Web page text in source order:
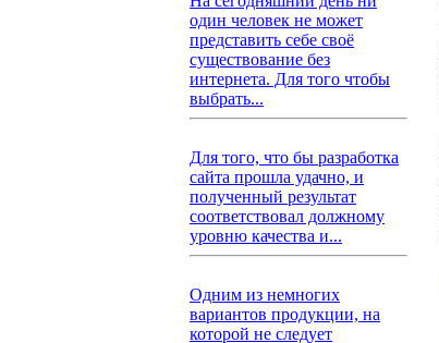
один человек не может
представить себе своё
существование без
интернета. Для того чтобы
выбрать...
Для того, что бы разработка
сайта прошла удачно, и
полученный результат
соответствовал должному
уровню качества и...
Одним из немногих
вариантов продукции, на
которой не следует